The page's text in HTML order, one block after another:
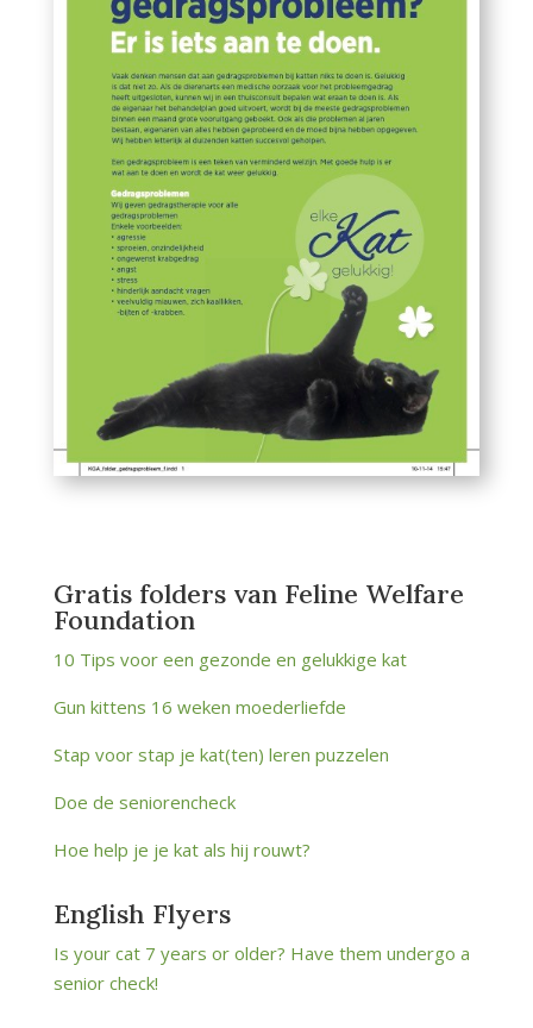
Gratis folders van Feline Welfare
Foundation
10 Tips voor een gezonde en gelukkige kat
Gun kittens 16 weken moederliefde
Stap voor stap je kat(ten) leren puzzelen
Doe de seniorencheck
Hoe help je je kat als hij rouwt?
English Flyers
Is your cat 7 years or older? Have them undergo a
senior check!